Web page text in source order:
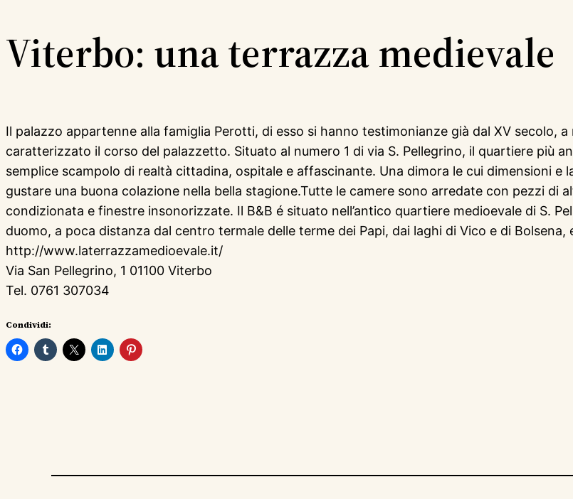
Viterbo: una terrazza medievale
Il palazzo appartenne alla famiglia Perotti, di esso si hanno testimonianze già dal XV secolo,
caratterizzato il corso del palazzetto. Situato al numero 1 di via S. Pellegrino, il quartiere più
semplice scampolo di realtà cittadina, ospitale e affascinante. Una dimora le cui dimensioni
gustare una buona colazione nella bella stagione.Tutte le camere sono arredate con pezzi di
condizionata e finestre insonorizzate. Il B&B é situato nell’antico quartiere medioevale di S.
duomo, a poca distanza dal centro termale delle terme dei Papi, dai laghi di Vico e di
http://www.laterrazzamedioevale.it/
Via San Pellegrino, 1 01100 Viterbo
Tel. 0761 307034
Condividi: